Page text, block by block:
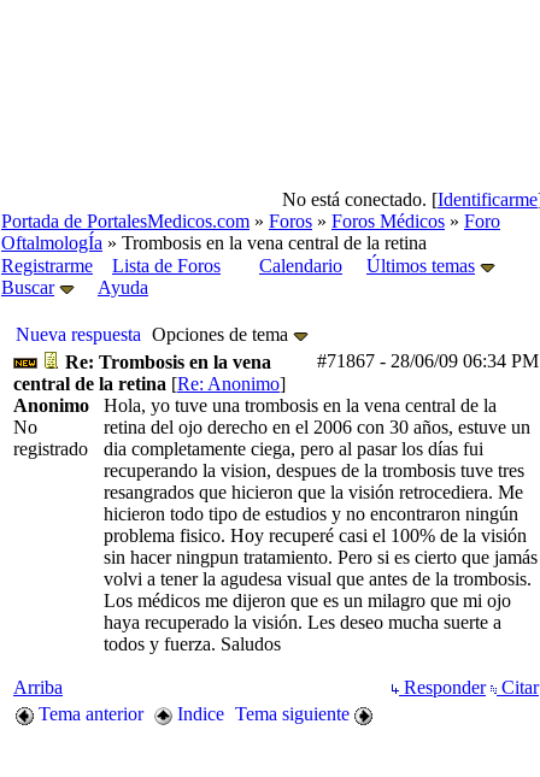
No está conectado. [Identificarme
Portada de PortalesMedicos.com » Foros » Foros Médicos » Foro
OftalmologÍa » Trombosis en la vena central de la retina
Registrarme
Lista de Foros Calendario
Últimos temas
Buscar
Ayuda
Nueva respuesta Opciones de tema
#71867 - 28/06/09 06:34 PM
Re: Trombosis en la vena
central de la retina [Re: Anonimo]
Anonimo
No
registrado
Hola, yo tuve una trombosis en la vena central de la
retina del ojo derecho en el 2006 con 30 años, estuve un
dia completamente ciega, pero al pasar los días fui
recuperando la vision, despues de la trombosis tuve tres
resangrados que hicieron que la visión retrocediera. Me
hicieron todo tipo de estudios y no encontraron ningún
problema fisico. Hoy recuperé casi el 100% de la visión
sin hacer ningpun tratamiento. Pero si es cierto que jamás
volvi a tener la agudesa visual que antes de la trombosis.
Los médicos me dijeron que es un milagro que mi ojo
haya recuperado la visión. Les deseo mucha suerte a
todos y fuerza. Saludos
Arriba Responder
Citar
Tema anterior
Indice Tema siguiente